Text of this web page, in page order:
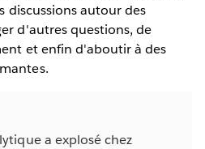
discussions autour des
d'autres questions, de
et enfin d'aboutir à des
a explosé chez